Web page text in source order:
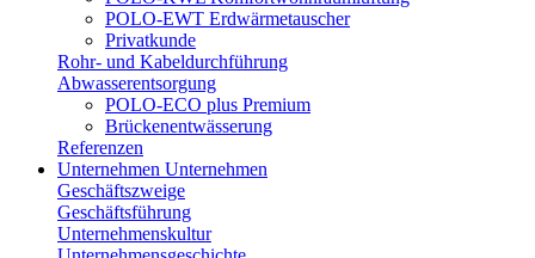
POLO-EWT Erdwärmetauscher
Privatkunde
Rohr- und Kabeldurchführung
Abwasserentsorgung
POLO-ECO plus Premium
Brückenentwässerung
Referenzen
Unternehmen Unternehmen
Geschäftszweige
Geschäftsführung
Unternehmenskultur